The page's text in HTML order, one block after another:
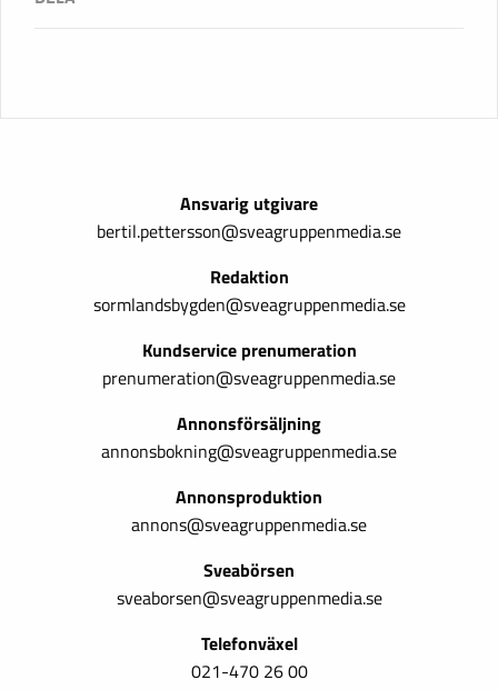
Ansvarig utgivare
bertil.pettersson@sveagruppenmedia.se
Redaktion
sormlandsbygden@sveagruppenmedia.se
Kundservice prenumeration
prenumeration@sveagruppenmedia.se
Annonsförsäljning
annonsbokning@sveagruppenmedia.se
Annonsproduktion
annons@sveagruppenmedia.se
Sveabörsen
sveaborsen@sveagruppenmedia.se
Telefonväxel
021-470 26 00